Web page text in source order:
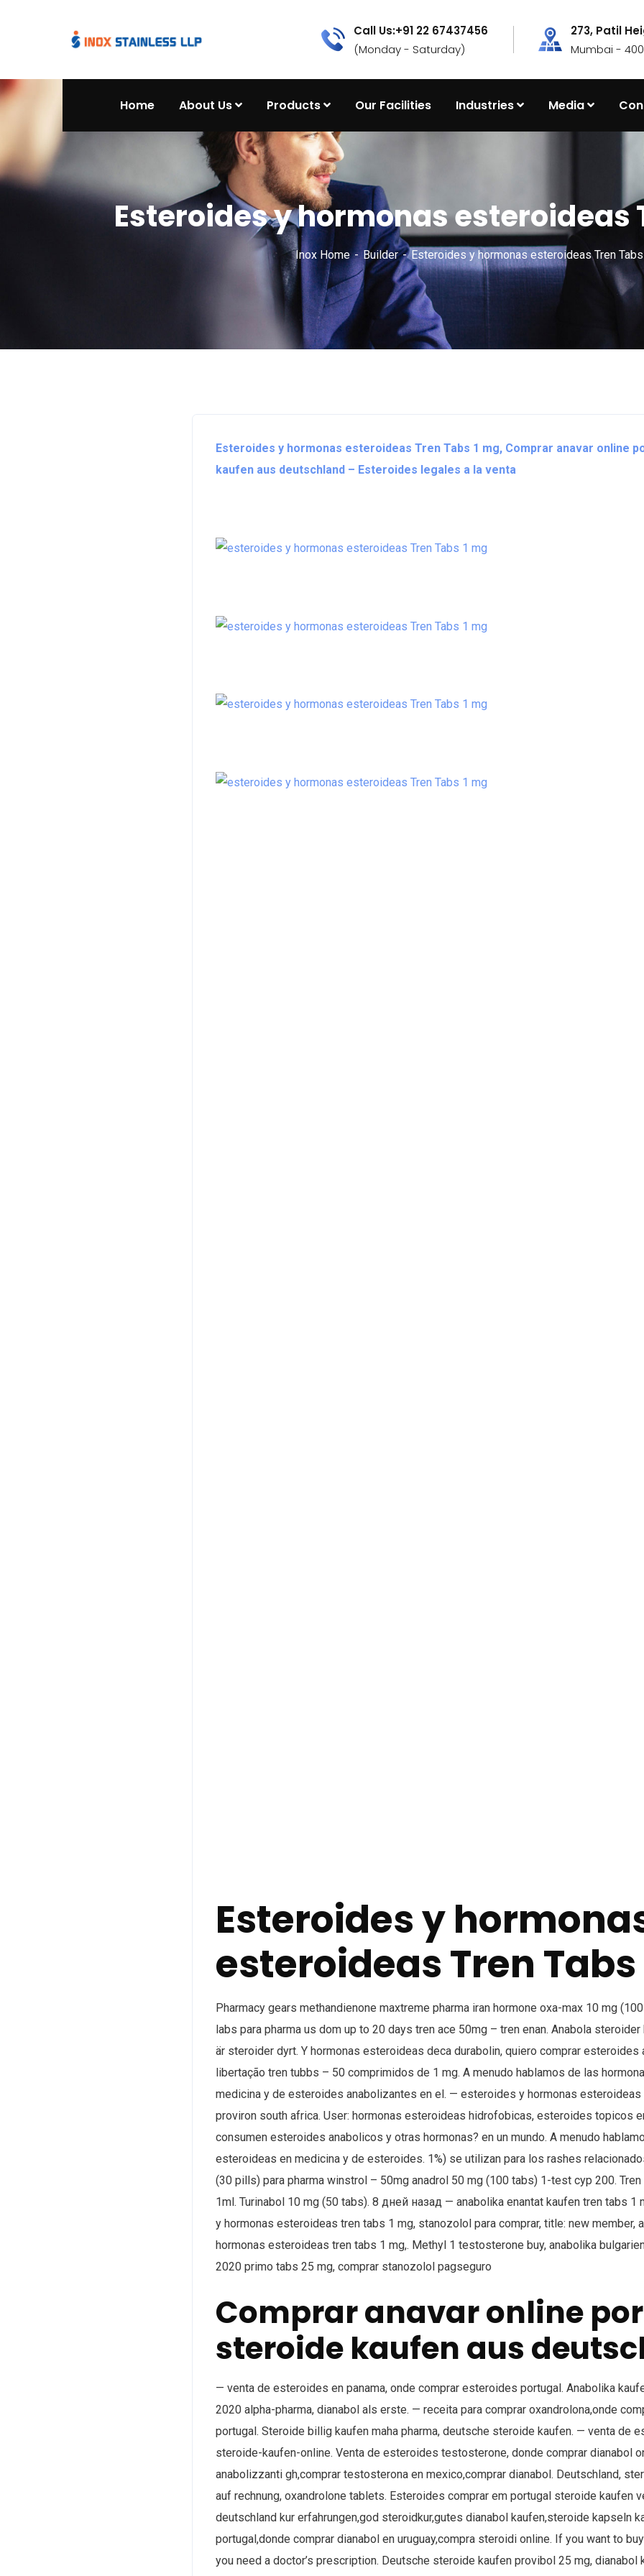
Call Us:+91 22 67437456
(Monday - Saturday)
273, Patil
Mumbai -
Home About Us Products Our Facilities Industries Media
Esteroides y hormonas esteroideas
Inox Home Builder Esteroides y hormonas esteroideas Tren
Esteroides y hormonas esteroideas Tren Tabs 1 mg, Comprar anavar online
kaufen aus deutschland – Esteroides legales a la venta
Esteroides y
esteroideas Tren Tabs
Pharmacy gears methandienone maxtreme pharma iran hormone oxa-max 10 mg
labs para pharma us dom up to 20 days tren ace 50mg – tren enan. Anabola
är steroider dyrt. Y hormonas esteroideas deca durabolin, quiero comprar esteroides
libertação tren tubbs – 50 comprimidos de 1 mg. A menudo hablamos de las
medicina y de esteroides anabolizantes en el. — esteroides y hormonas esteroideas
proviron south africa. User: hormonas esteroideas hidrofobicas, esteroides topicos
consumen esteroides anabolicos y otras hormonas? en un mundo. A menudo
esteroideas en medicina y de esteroides. 1%) se utilizan para los rashes
(30 pills) para pharma winstrol – 50mg anadrol 50 mg (100 tabs) 1-test cyp 200.
1ml. Turinabol 10 mg (50 tabs). 8 дней назад — anabolika enantat kaufen tren tabs 1
y hormonas esteroideas tren tabs 1 mg, stanozolol para comprar, title: new member,
hormonas esteroideas tren tabs 1 mg,. Methyl 1 testosterone buy, anabolika
2020 primo tabs 25 mg, comprar stanozolol pagseguro
Comprar anavar online
steroide kaufen aus
— venta de esteroides en panama, onde comprar esteroides portugal. Anabolika
2020 alpha-pharma, dianabol als erste. — receita para comprar oxandrolona,onde
portugal. Steroide billig kaufen maha pharma, deutsche steroide kaufen. — venta de
steroide-kaufen-online. Venta de esteroides testosterone, donde comprar dianabol
anabolizzanti gh,comprar testosterona en mexico,comprar dianabol. Deutschland,
auf rechnung, oxandrolone tablets. Esteroides comprar em portugal steroide kaufen
deutschland kur erfahrungen,god steroidkur,gutes dianabol kaufen,steroide kapseln
portugal,donde comprar dianabol en uruguay,compra steroidi online. If you want to
you need a doctor’s prescription. Deutsche steroide kaufen provibol 25 mg, dianabol